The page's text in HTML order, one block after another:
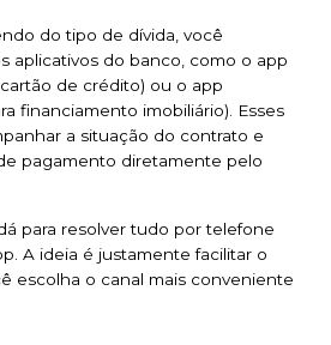
do tipo de dívida, você
aplicativos do banco, como o app
de crédito) ou o app
financiamento imobiliário). Esses
a situação do contrato e
pagamento diretamente pelo
para resolver tudo por telefone
A ideia é justamente facilitar o
escolha o canal mais conveniente